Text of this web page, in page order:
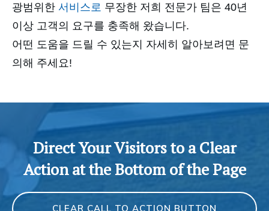
광범위한 서비스로 무장한 저희 전문가 팀은 40년
이상 고객의 요구를 충족해 왔습니다.
어떤 도움을 드릴 수 있는지 자세히 알아보려면 문
의해 주세요!
Direct Your Visitors to a Clear
Action at the Bottom of the Page
CLEAR CALL TO ACTION BUTTON